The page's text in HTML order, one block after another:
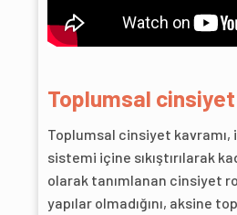
Toplumsal
Toplumsal cinsiyet
sistemi içine sıkıştırılarak
olarak tanımlanan cinsiyet
yapılar olmadığını, aksine